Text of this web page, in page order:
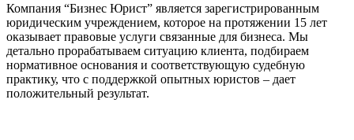
Компания “Бизнес Юрист” является зарегистрированным
юридическим учреждением, которое на протяжении 15 лет
оказывает правовые услуги связанные для бизнеса. Мы
детально прорабатываем ситуацию клиента, подбираем
нормативное основания и соответствующую судебную
практику, что с поддержкой опытных юристов – дает
положительный результат.